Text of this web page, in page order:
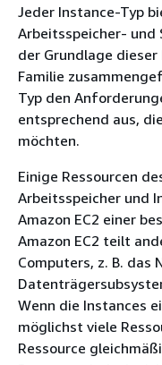
Jeder Instance-Typ
Arbeitsspeicher-
der Grundlage
Familie
Typ den
entsprechend aus,
möchten.
Einige Ressourcen
Arbeitsspeicher und
Amazon EC2 einer
Amazon EC2 teilt
Computers, z. B. das
Wenn die Instances
möglichst viele
Ressource